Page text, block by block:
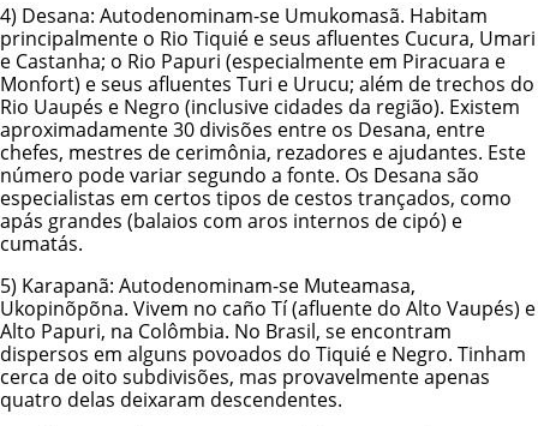
4) Desana: Autodenominam-se Umukomasã. Habitam
principalmente o Rio Tiquié e seus afluentes Cucura, Umari
e Castanha; o Rio Papuri (especialmente em Piracuara e
Monfort) e seus afluentes Turi e Urucu; além de trechos do
Rio Uaupés e Negro (inclusive cidades da região). Existem
aproximadamente 30 divisões entre os Desana, entre
chefes, mestres de cerimônia, rezadores e ajudantes. Este
número pode variar segundo a fonte. Os Desana são
especialistas em certos tipos de cestos trançados, como
apás grandes (balaios com aros internos de cipó) e
cumatás.
5) Karapanã: Autodenominam-se Muteamasa,
Ukopinõpõna. Vivem no caño Tí (afluente do Alto Vaupés) e
Alto Papuri, na Colômbia. No Brasil, se encontram
dispersos em alguns povoados do Tiquié e Negro. Tinham
cerca de oito subdivisões, mas provavelmente apenas
quatro delas deixaram descendentes.